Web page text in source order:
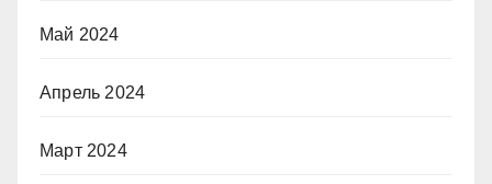
Май 2024
Апрель 2024
Март 2024